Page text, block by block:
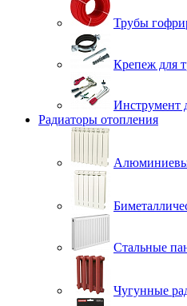
Трубы
Крепеж для
Инструмент
Радиаторы отопления
Стальные
Чугунные